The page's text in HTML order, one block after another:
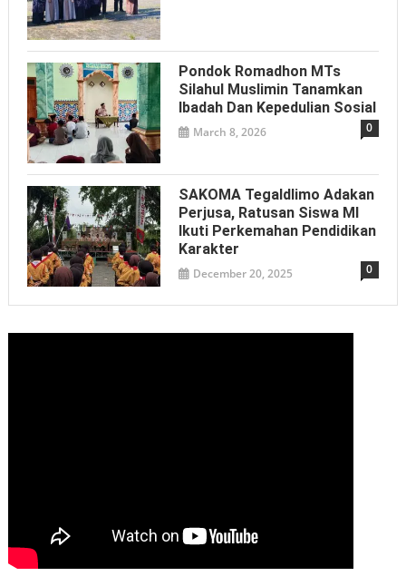
Pondok Romadhon MTs
Silahul Muslimin Tanamkan
Ibadah Dan Kepedulian Sosial
March 8, 2026 0
SAKOMA Tegaldlimo Adakan
Perjusa, Ratusan Siswa MI
Ikuti Perkemahan Pendidikan
Karakter
December 20, 2025 0